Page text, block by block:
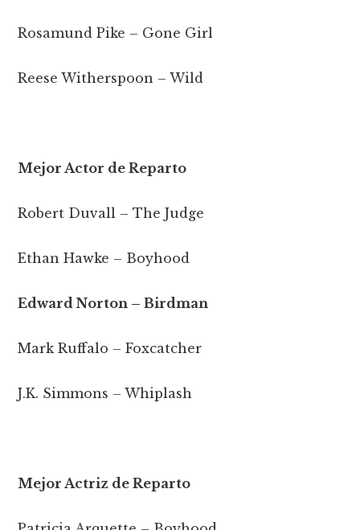
Rosamund Pike – Gone Girl
Reese Witherspoon – Wild
Mejor Actor de Reparto
Robert Duvall – The Judge
Ethan Hawke – Boyhood
Edward Norton – Birdman
Mark Ruffalo – Foxcatcher
J.K. Simmons – Whiplash
Mejor Actriz de Reparto